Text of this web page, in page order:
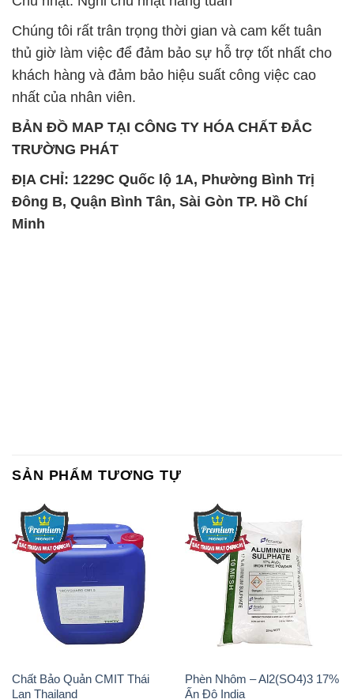
Chúng tôi rất trân trọng thời gian và cam kết tuân
thủ giờ làm việc để đảm bảo sự hỗ trợ tốt nhất cho
khách hàng và đảm bảo hiệu suất công việc cao
nhất của nhân viên.
BẢN ĐỒ MAP TẠI CÔNG TY HÓA CHẤT ĐẮC
TRƯỜNG PHÁT
ĐỊA CHỈ: 1229C Quốc lộ 1A, Phường Bình Trị
Đông B, Quận Bình Tân, Sài Gòn TP. Hồ Chí
Minh
SẢN PHẨM TƯƠNG TỰ
Chất Bảo Quản CMIT Thái
Lan Thailand
Phèn Nhôm – Al2(SO4)3 17%
Ấn Độ India